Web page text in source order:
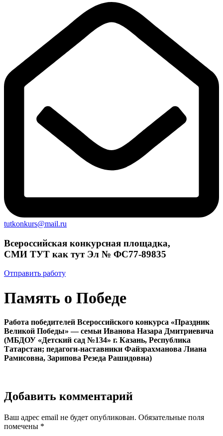
tutkonkurs@mail.ru
Всероссийская конкурсная площадка,
СМИ ТУТ как тут Эл № ФС77-89835
Отправить работу
Память о Победе
Работа победителей Всероссийского конкурса «Праздник
Великой Победы» — семьи Иванова Назара Дмитриевича
(МБДОУ «Детский сад №134» г. Казань, Республика
Татарстан; педагоги-наставники Файзрахманова Лиана
Рамисовна, Зарипова Резеда Рашидовна)
Добавить комментарий
Ваш адрес email не будет опубликован. Обязательные поля
помечены *